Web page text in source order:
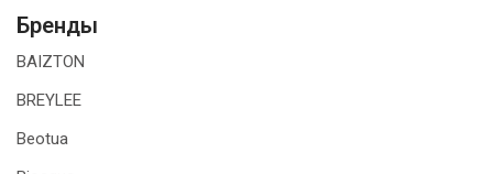
Бренды
BAIZTON
BREYLEE
Beotua